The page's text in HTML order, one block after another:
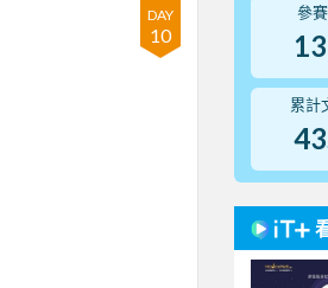
DAY
10
參
累計